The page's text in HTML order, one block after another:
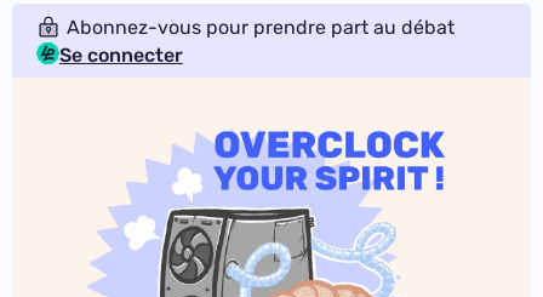
Abonnez-vous pour prendre part au débat
Se connecter